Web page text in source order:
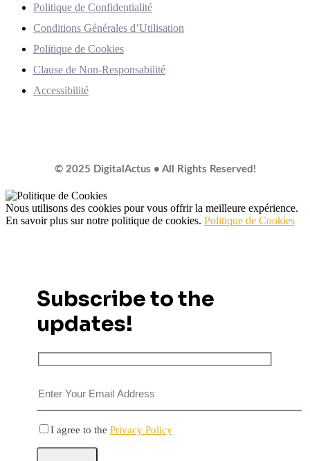
Politique de Confidentialité
Conditions Générales d’Utilisation
Politique de Cookies
Clause de Non-Responsabilité
Accessibilité
© 2025 DigitalActus • All Rights Reserved!
Nous utilisons des cookies pour vous offrir la meilleure expérience.
En savoir plus sur notre politique de cookies. Politique de Cookies
Subscribe to the
updates!
I agree to the Privacy Policy